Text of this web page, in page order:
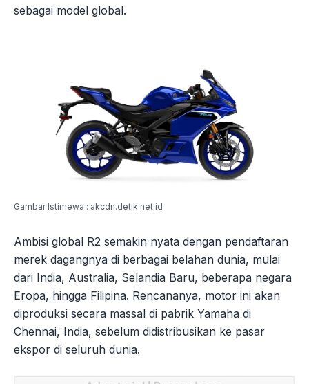
sebagai model global.
Gambar Istimewa : akcdn.detik.net.id
Ambisi global R2 semakin nyata dengan pendaftaran
merek dagangnya di berbagai belahan dunia, mulai
dari India, Australia, Selandia Baru, beberapa negara
Eropa, hingga Filipina. Rencananya, motor ini akan
diproduksi secara massal di pabrik Yamaha di
Chennai, India, sebelum didistribusikan ke pasar
ekspor di seluruh dunia.